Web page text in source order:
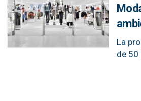
La
de